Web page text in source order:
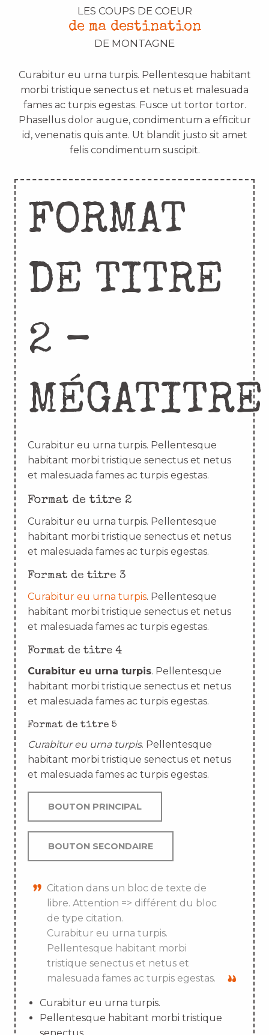
LES COUPS DE COEUR
de ma destination
DE MONTAGNE
Curabitur eu urna turpis. Pellentesque habitant
morbi tristique senectus et netus et malesuada
fames ac turpis egestas. Fusce ut tortor tortor.
Phasellus dolor augue, condimentum a efficitur
id, venenatis quis ante. Ut blandit justo sit amet
felis condimentum suscipit.
FORMAT
DE TITRE
2 –
MÉGATITRE
Curabitur eu urna turpis. Pellentesque
habitant morbi tristique senectus et netus
et malesuada fames ac turpis egestas.
Format de titre 2
Curabitur eu urna turpis. Pellentesque
habitant morbi tristique senectus et netus
et malesuada fames ac turpis egestas.
Format de titre 3
Curabitur eu urna turpis. Pellentesque
habitant morbi tristique senectus et netus
et malesuada fames ac turpis egestas.
Format de titre 4
Curabitur eu urna turpis. Pellentesque
habitant morbi tristique senectus et netus
et malesuada fames ac turpis egestas.
Format de titre 5
Curabitur eu urna turpis. Pellentesque
habitant morbi tristique senectus et netus
et malesuada fames ac turpis egestas.
BOUTON PRINCIPAL
BOUTON SECONDAIRE
Citation dans un bloc de texte de
libre. Attention => différent du bloc
de type citation.
Curabitur eu urna turpis.
Pellentesque habitant morbi
tristique senectus et netus et
malesuada fames ac turpis egestas.
Curabitur eu urna turpis.
Pellentesque habitant morbi tristique